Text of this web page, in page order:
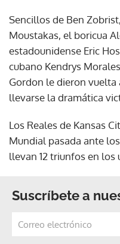
Sencillos de Ben
Moustakas, el boricua
estadounidense Eric
cubano Kendrys
Gordon le dieron vuelta
llevarse la dramática
Los Reales de Kansas
Mundial pasada ante
llevan 12 triunfos en los
Suscríbete a